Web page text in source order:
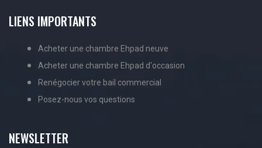
LIENS IMPORTANTS
Acheter une chambre Ehpad neuve
Acheter une chambre Ehpad d'occasion
Renégocier votre bail commercial
Posez-nous vos questions
NEWSLETTER